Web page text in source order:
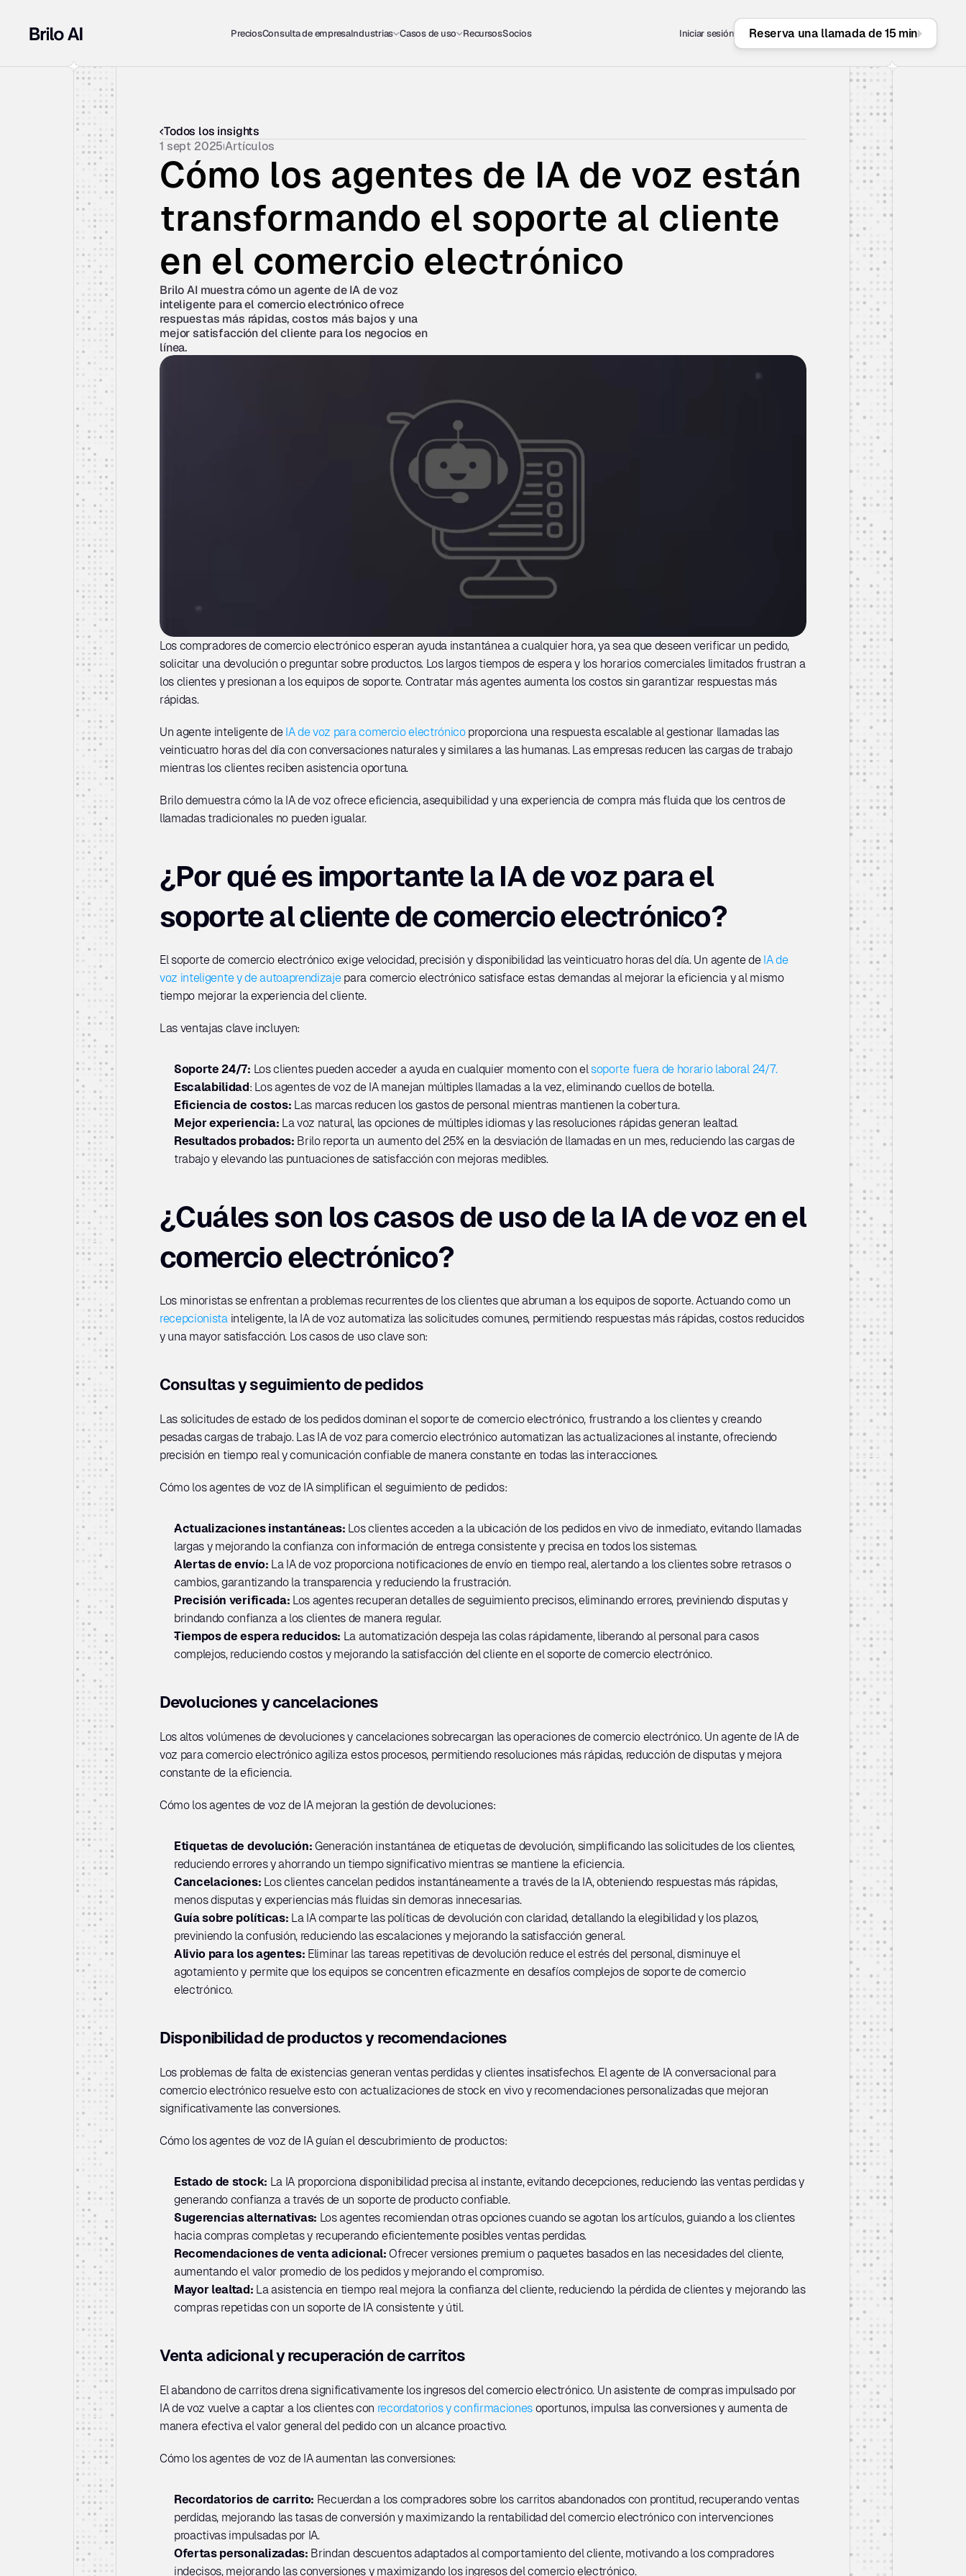
PreciosConsulta de empresaIndustrias Casos de uso RecursosSocios Iniciar sesión Reserva una llamada de 15 min
Todos los insights
1 sept 2025 Artículos
Cómo los agentes de IA de voz están
transformando el soporte al cliente
en el comercio electrónico
Brilo AI muestra cómo un agente de IA de voz
inteligente para el comercio electrónico ofrece
respuestas más rápidas, costos más bajos y una
mejor satisfacción del cliente para los negocios en
línea.
Los compradores de comercio electrónico esperan ayuda instantánea a cualquier hora, ya sea que deseen verificar un pedido,
solicitar una devolución o preguntar sobre productos. Los largos tiempos de espera y los horarios comerciales limitados frustran a
los clientes y presionan a los equipos de soporte. Contratar más agentes aumenta los costos sin garantizar respuestas más
rápidas.
Un agente inteligente de IA de voz para comercio electrónico proporciona una respuesta escalable al gestionar llamadas las
veinticuatro horas del día con conversaciones naturales y similares a las humanas. Las empresas reducen las cargas de trabajo
mientras los clientes reciben asistencia oportuna.
Brilo demuestra cómo la IA de voz ofrece eficiencia, asequibilidad y una experiencia de compra más fluida que los centros de
llamadas tradicionales no pueden igualar.
¿Por qué es importante la IA de voz para el
soporte al cliente de comercio electrónico?
El soporte de comercio electrónico exige velocidad, precisión y disponibilidad las veinticuatro horas del día. Un agente de IA de
voz inteligente y de autoaprendizaje para comercio electrónico satisface estas demandas al mejorar la eficiencia y al mismo
tiempo mejorar la experiencia del cliente.
Las ventajas clave incluyen:
Soporte 24/7: Los clientes pueden acceder a ayuda en cualquier momento con el soporte fuera de horario laboral 24/7.
Escalabilidad: Los agentes de voz de IA manejan múltiples llamadas a la vez, eliminando cuellos de botella.
Eficiencia de costos: Las marcas reducen los gastos de personal mientras mantienen la cobertura.
Mejor experiencia: La voz natural, las opciones de múltiples idiomas y las resoluciones rápidas generan lealtad.
Resultados probados: Brilo reporta un aumento del 25% en la desviación de llamadas en un mes, reduciendo las cargas de
trabajo y elevando las puntuaciones de satisfacción con mejoras medibles.
¿Cuáles son los casos de uso de la IA de voz en el
comercio electrónico?
recepcionista inteligente, la IA de voz automatiza las solicitudes comunes, permitiendo respuestas más rápidas, costos reducidos
y una mayor satisfacción. Los casos de uso clave son:
Consultas y seguimiento de pedidos
Las solicitudes de estado de los pedidos dominan el soporte de comercio electrónico, frustrando a los clientes y creando
pesadas cargas de trabajo. Las IA de voz para comercio electrónico automatizan las actualizaciones al instante, ofreciendo
precisión en tiempo real y comunicación confiable de manera constante en todas las interacciones.
Cómo los agentes de voz de IA simplifican el seguimiento de pedidos:
Actualizaciones instantáneas: Los clientes acceden a la ubicación de los pedidos en vivo de inmediato, evitando llamadas
largas y mejorando la confianza con información de entrega consistente y precisa en todos los sistemas.
Alertas de envío: La IA de voz proporciona notificaciones de envío en tiempo real, alertando a los clientes sobre retrasos o
cambios, garantizando la transparencia y reduciendo la frustración.
Precisión verificada: Los agentes recuperan detalles de seguimiento precisos, eliminando errores, previniendo disputas y
brindando confianza a los clientes de manera regular.
Tiempos de espera reducidos: La automatización despeja las colas rápidamente, liberando al personal para casos
complejos, reduciendo costos y mejorando la satisfacción del cliente en el soporte de comercio electrónico.
Devoluciones y cancelaciones
Los altos volúmenes de devoluciones y cancelaciones sobrecargan las operaciones de comercio electrónico. Un agente de IA de
voz para comercio electrónico agiliza estos procesos, permitiendo resoluciones más rápidas, reducción de disputas y mejora
constante de la eficiencia.
Cómo los agentes de voz de IA mejoran la gestión de devoluciones:
Etiquetas de devolución: Generación instantánea de etiquetas de devolución, simplificando las solicitudes de los clientes,
reduciendo errores y ahorrando un tiempo significativo mientras se mantiene la eficiencia.
Cancelaciones: Los clientes cancelan pedidos instantáneamente a través de la IA, obteniendo respuestas más rápidas,
menos disputas y experiencias más fluidas sin demoras innecesarias.
Guía sobre políticas: La IA comparte las políticas de devolución con claridad, detallando la elegibilidad y los plazos,
previniendo la confusión, reduciendo las escalaciones y mejorando la satisfacción general.
Alivio para los agentes: Eliminar las tareas repetitivas de devolución reduce el estrés del personal, disminuye el
agotamiento y permite que los equipos se concentren eficazmente en desafíos complejos de soporte de comercio
electrónico.
Disponibilidad de productos y recomendaciones
Los problemas de falta de existencias generan ventas perdidas y clientes insatisfechos. El agente de IA conversacional para
comercio electrónico resuelve esto con actualizaciones de stock en vivo y recomendaciones personalizadas que mejoran
significativamente las conversiones.
Cómo los agentes de voz de IA guían el descubrimiento de productos:
Estado de stock: La IA proporciona disponibilidad precisa al instante, evitando decepciones, reduciendo las ventas perdidas y
generando confianza a través de un soporte de producto confiable.
Sugerencias alternativas: Los agentes recomiendan otras opciones cuando se agotan los artículos, guiando a los clientes
hacia compras completas y recuperando eficientemente posibles ventas perdidas.
Recomendaciones de venta adicional: Ofrecer versiones premium o paquetes basados en las necesidades del cliente,
aumentando el valor promedio de los pedidos y mejorando el compromiso.
Mayor lealtad: La asistencia en tiempo real mejora la confianza del cliente, reduciendo la pérdida de clientes y mejorando las
compras repetidas con un soporte de IA consistente y útil.
Venta adicional y recuperación de carritos
El abandono de carritos drena significativamente los ingresos del comercio electrónico. Un asistente de compras impulsado por
IA de voz vuelve a captar a los clientes con recordatorios y confirmaciones oportunos, impulsa las conversiones y aumenta de
manera efectiva el valor general del pedido con un alcance proactivo.
Cómo los agentes de voz de IA aumentan las conversiones:
Recordatorios de carrito: Recuerdan a los compradores sobre los carritos abandonados con prontitud, recuperando ventas
perdidas, mejorando las tasas de conversión y maximizando la rentabilidad del comercio electrónico con intervenciones
proactivas impulsadas por IA.
Ofertas personalizadas: Brindan descuentos adaptados al comportamiento del cliente, motivando a los compradores
indecisos, mejorando las conversiones y maximizando los ingresos del comercio electrónico.